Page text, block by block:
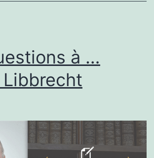
à …